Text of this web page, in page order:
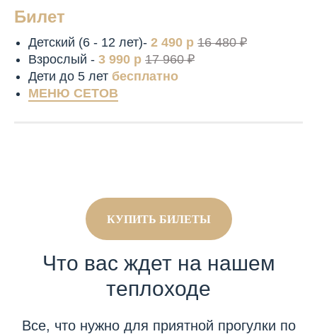
Билет
Детский (6 - 12 лет)- 2 490 р 16 480 ₽
Взрослый - 3 990 р 17 960 ₽
Дети до 5 лет бесплатно
МЕНЮ СЕТОВ
КУПИТЬ БИЛЕТЫ
Что вас ждет на нашем
теплоходе
Все, что нужно для приятной прогулки по